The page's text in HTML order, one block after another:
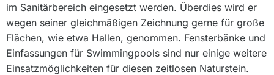
im Sanitärbereich eingesetzt werden. Überdies wird er
wegen seiner gleichmäßigen Zeichnung gerne für große
Flächen, wie etwa Hallen, genommen. Fensterbänke und
Einfassungen für Swimmingpools sind nur einige weitere
Einsatzmöglichkeiten für diesen zeitlosen Naturstein.